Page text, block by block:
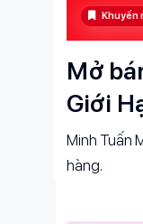
Khuyến
Mở
Giới
Minh Tuấn
hàng.